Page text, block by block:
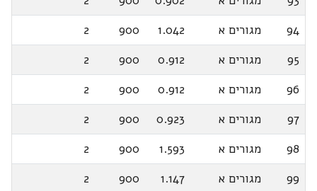
94
מגורים א 1.042
900
2
95
מגורים א 0.912
900
2
96
מגורים א 0.912
900
2
97
מגורים א 0.923
900
2
98
מגורים א 1.593
900
2
99
מגורים א 1.147
900
2